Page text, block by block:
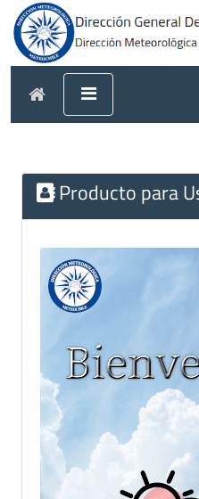
Producto para